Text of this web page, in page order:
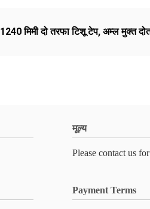
1240 मिमी दो तरफा टिशू टेप, अम्ल मुक्त
मूल्य
Please contact us
Payment Terms